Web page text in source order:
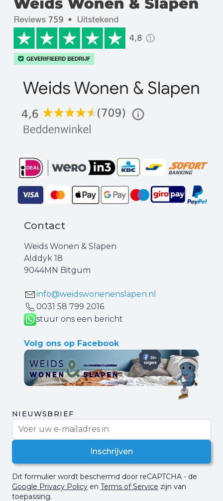
Contact
Weids Wonen & Slapen
Alddyk 18
9044MN Bitgum
info@weidswonenenslapen.nl
0031 ‪58 799 2016‬
stuur ons een bericht
Volg ons op Facebook
NIEUWSBRIEF
Inschrijven
Dit formulier wordt beschermd door reCAPTCHA - de
Google Privacy Policy en Terms of Service zijn van
toepassing.